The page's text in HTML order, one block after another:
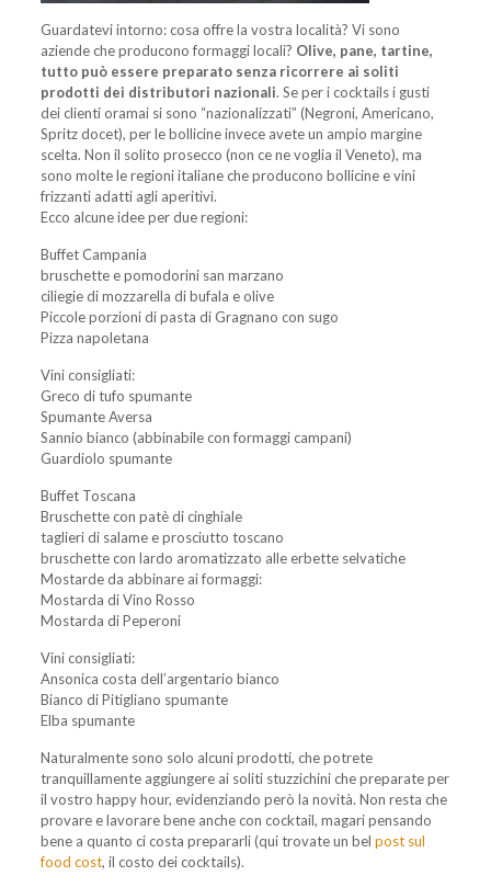
Guardatevi intorno: cosa offre la vostra località? Vi sono
aziende che producono formaggi locali? Olive, pane, tartine,
tutto può essere preparato senza ricorrere ai soliti
prodotti dei distributori nazionali. Se per i cocktails i gusti
dei clienti oramai si sono “nazionalizzati” (Negroni, Americano,
Spritz docet), per le bollicine invece avete un ampio margine
scelta. Non il solito prosecco (non ce ne voglia il Veneto), ma
sono molte le regioni italiane che producono bollicine e vini
frizzanti adatti agli aperitivi.
Ecco alcune idee per due regioni:
Buffet Campania
bruschette e pomodorini san marzano
ciliegie di mozzarella di bufala e olive
Piccole porzioni di pasta di Gragnano con sugo
Pizza napoletana
Vini consigliati:
Greco di tufo spumante
Spumante Aversa
Sannio bianco (abbinabile con formaggi campani)
Guardiolo spumante
Buffet Toscana
Bruschette con patè di cinghiale
taglieri di salame e prosciutto toscano
bruschette con lardo aromatizzato alle erbette selvatiche
Mostarde da abbinare ai formaggi:
Mostarda di Vino Rosso
Mostarda di Peperoni
Vini consigliati:
Ansonica costa dell’argentario bianco
Bianco di Pitigliano spumante
Elba spumante
Naturalmente sono solo alcuni prodotti, che potrete
tranquillamente aggiungere ai soliti stuzzichini che preparate per
il vostro happy hour, evidenziando però la novità. Non resta che
provare e lavorare bene anche con cocktail, magari pensando
bene a quanto ci costa prepararli (qui trovate un bel post sul
food cost, il costo dei cocktails).